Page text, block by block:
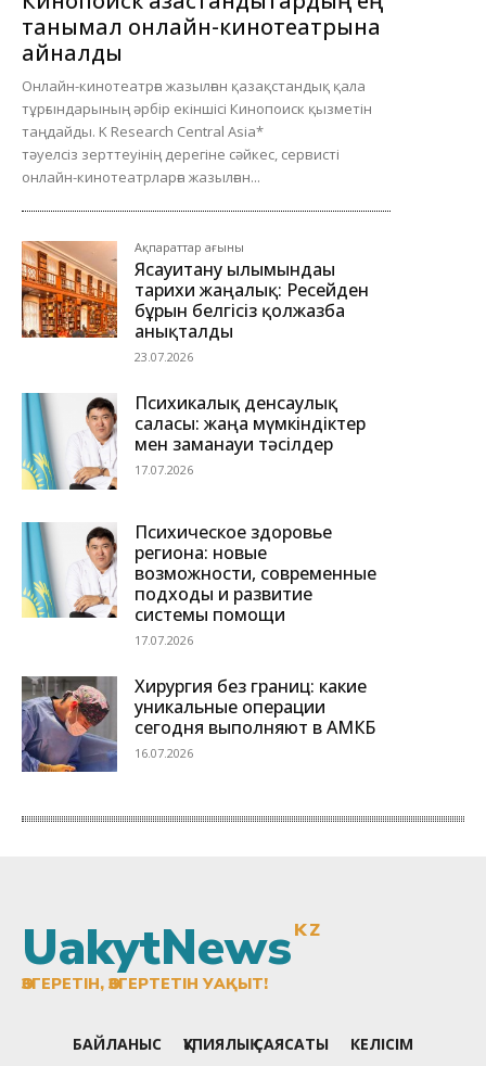
UakytNewsKZ
ӨЗГЕРЕТІН, ӨЗГЕРТЕТІН УАҚЫТ!
БАЙЛАНЫС ҚҰПИЯЛЫҚ САЯСАТЫ КЕЛІСІМ